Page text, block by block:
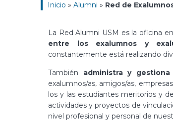
Inicio » Alumni » Red de
La Red Alumni USM es la oficina
entre los exalumnos y
constantemente está realizando
También administra y
exalumnos/as, amigos/as,
los y las estudiantes meritorios y
actividades y proyectos de
nivel profesional y personal de